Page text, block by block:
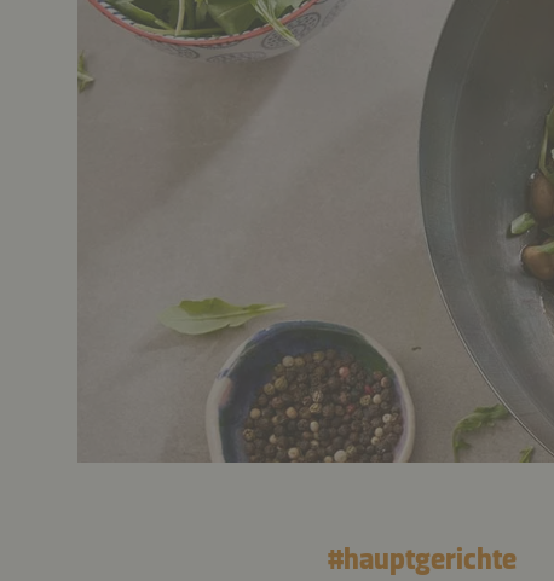
#hauptgerichte